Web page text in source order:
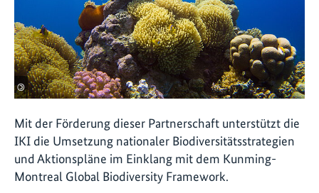
©
Mit der Förderung dieser Partnerschaft unterstützt die
IKI die Umsetzung nationaler Biodiversitätsstrategien
und Aktionspläne im Einklang mit dem Kunming-
Montreal Global Biodiversity Framework.